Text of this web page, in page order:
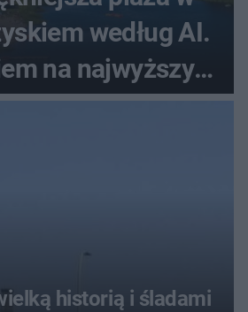
według AI.
na najwyższy
Świętokrzyskich
historią i śladami